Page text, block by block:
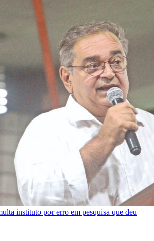
instituto por erro em pesquisa que deu